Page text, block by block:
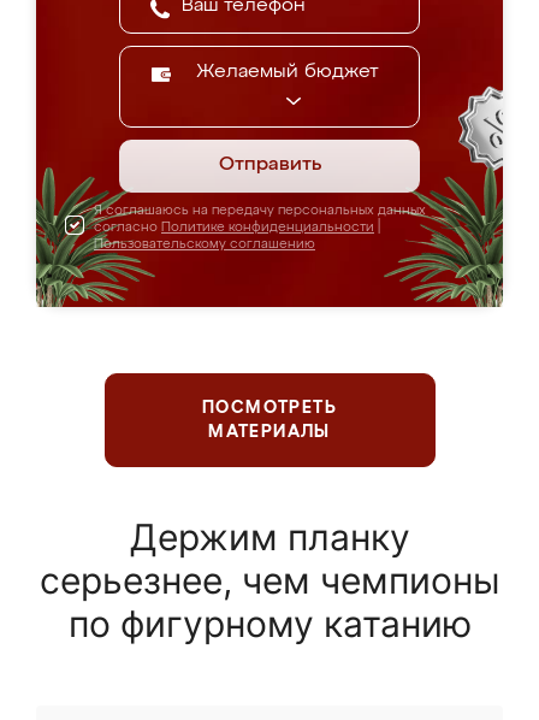
Желаемый бюджет
Отправить
Я соглашаюсь на передачу персональных данных
согласно Политике конфиденциальности
Пользовательскому соглашению
ПОСМОТРЕТЬ
МАТЕРИАЛЫ
Держим планку
серьезнее, чем чемпионы
по фигурному катанию